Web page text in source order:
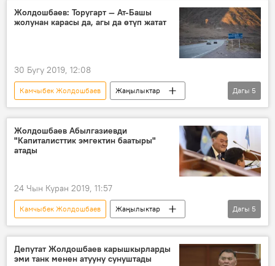
айыл чарба
Жолдошбаев: Торугарт — Ат-Башы
жолунан карасы да, агы да өтүп жатат
30 Бугу 2019, 12:08
Камчыбек Жолдошбаев
Жаңылыктар
Коом
Кыргызстан
Ат-Башы
жол
Торугарт
Дагы 5
Жолдошбаев Абылгазиевди
"Капиталисттик эмгектин баатыры"
атады
24 Чын Куран 2019, 11:57
Камчыбек Жолдошбаев
Жаңылыктар
Коом
Кыргызстан
Саясат
өкмөт
Дагы 5
Депутат Жолдошбаев карышкырларды
эми танк менен атууну сунуштады